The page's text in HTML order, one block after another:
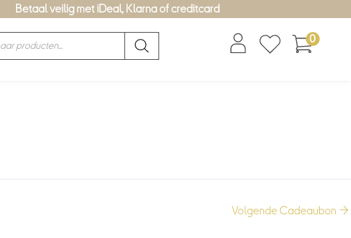
Betaal veilig met iDeal, Klarna of creditcard
0
Volgende Cadeaubon →